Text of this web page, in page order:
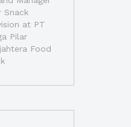
Snack
at PT
Pilar
Food